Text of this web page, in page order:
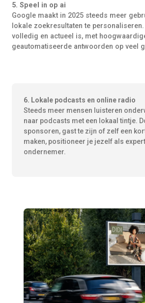
5. Speel in op ai
Google maakt in 2025 steeds meer
lokale zoekresultaten te
volledig en actueel is, met hoogwaardige
geautomatiseerde antwoorden op veel
6. Lokale podcasts en online radio
Steeds meer mensen luisteren
naar podcasts met een lokaal tintje.
sponsoren, gast te zijn of zelf een
maken, positioneer je jezelf als
ondernemer.